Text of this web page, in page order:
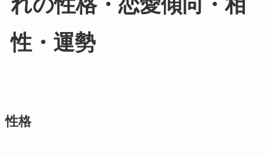
れの性格・恋愛傾向・相
性・運勢
性格